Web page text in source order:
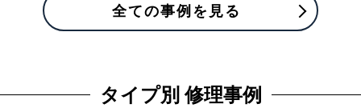
全ての事例を見る
タイプ別 修理事例